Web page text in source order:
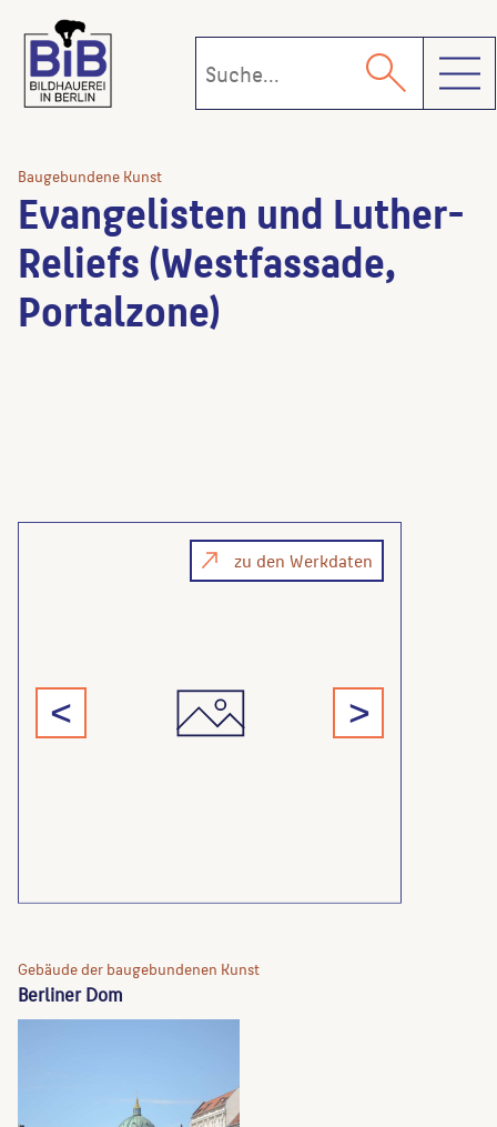
Baugebundene Kunst
Evangelisten und Luther-
Reliefs (Westfassade,
Portalzone)
< >
zu den Werkdaten
Gebäude der baugebundenen Kunst
Berliner Dom